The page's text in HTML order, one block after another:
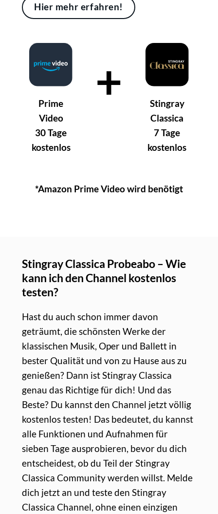
Hier mehr erfahren!
Prime
Video
30 Tage
kostenlos
+
Stingray
Classica
7 Tage
kostenlos
*Amazon Prime Video wird benötigt
Stingray Classica Probeabo – Wie
kann ich den Channel kostenlos
testen?
Hast du auch schon immer davon
geträumt, die schönsten Werke der
klassischen Musik, Oper und Ballett in
bester Qualität und von zu Hause aus zu
genießen? Dann ist Stingray Classica
genau das Richtige für dich! Und das
Beste? Du kannst den Channel jetzt völlig
kostenlos testen! Das bedeutet, du kannst
alle Funktionen und Aufnahmen für
sieben Tage ausprobieren, bevor du dich
entscheidest, ob du Teil der Stingray
Classica Community werden willst. Melde
dich jetzt an und teste den Stingray
Classica Channel, ohne einen einzigen